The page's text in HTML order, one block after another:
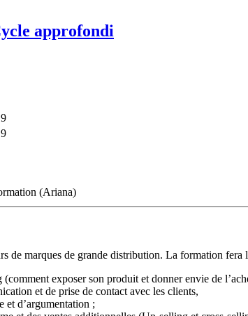
approfondi
(Ariana)
de marques de grande distribution. La formation fera
exposer son produit et donner envie de
et de prise de contact avec les clients,
et d’argumentation ;